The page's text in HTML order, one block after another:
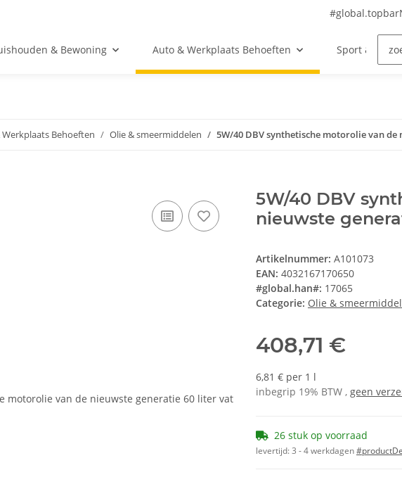
& Bewoning Auto & Werkplaats Behoeften Sport & Vrije
Behoeften Olie & smeermiddelen 5W/40 DBV synthetische motorolie van
5W/40 DBV
nieuwste
Artikelnummer: A101073
EAN: 4032167170650
#global.han#: 17065
Categorie: Olie &
408,71 €
6,81 € per 1 l
inbegrip 19% BTW , geen
26 stuk op voorraad
levertijd:3 - 4 werkdagen